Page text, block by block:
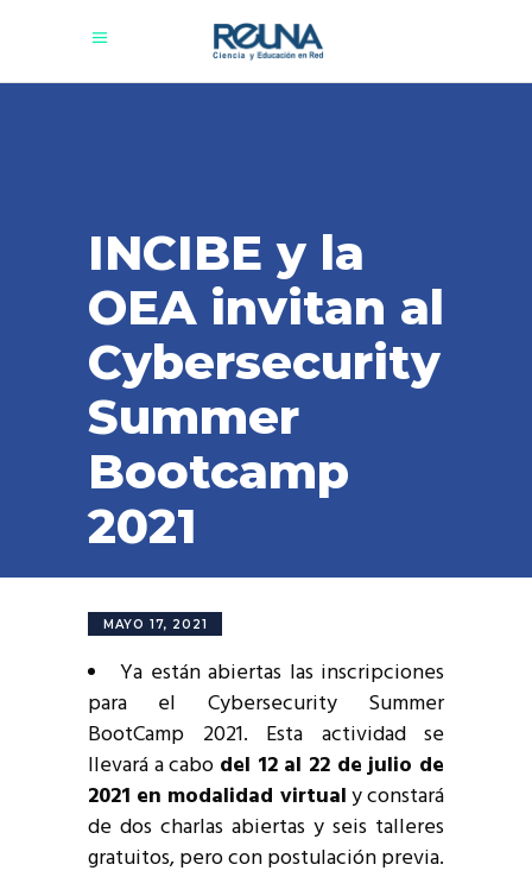
INCIBE y la
OEA invitan al
Cybersecurity
Summer
Bootcamp
2021
MAYO 17, 2021
Ya están abiertas las inscripciones
para el Cybersecurity Summer
BootCamp 2021. Esta actividad se
llevará a cabo del 12 al 22 de julio de
2021 en modalidad virtualy constará
de dos charlas abiertas y seis talleres
gratuitos, pero con postulación previa.